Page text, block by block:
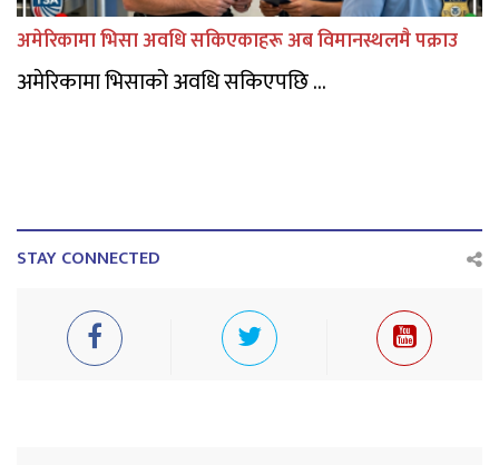
अमेरिकामा भिसा अवधि सकिएकाहरू अब विमानस्थलमै पक्राउ
अमेरिकामा भिसाको अवधि सकिएपछि ...
STAY CONNECTED